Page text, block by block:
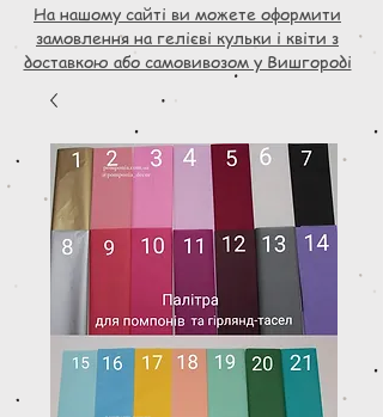
На нашому сайті ви можете оформити
замовлення на гелієві кульки і квіти з
доставкою або самовивозом у Вишгороді